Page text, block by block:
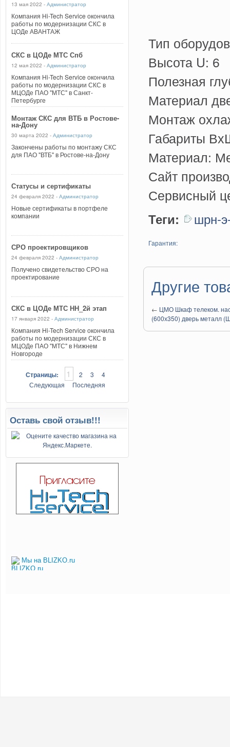
13 мая 2022 - Администратор
Компания Hi-Tech Service окончила
работы по модернизации СКС в
ЦОДе АВАНТАЖ
СКС в ЦОДе МТС Спб
12 мая 2022 - Администратор
Компания Hi-Tech Service окончила
работы по модернизации СКС в
МЦОДе ПАО "МТС" в Санкт-
Петербурге
Монтаж СКС для ВТБ в Ростове-
на-Дону
30 марта 2022 - Администратор
Закончены работы по монтажу СКС
для ПАО "ВТБ" в Ростове-на-Дону
Статусы и сертификаты
24 февраля 2022 - Администратор
Новые сертификаты в портфеле
компании
СРО проектировщиков
24 февраля 2022 - Администратор
Получено свидетельство СРО на
проектирование
СКС в ЦОДе МТС НН_2й этап
17 января 2022 - Администратор
Компания Hi-Tech Service окончила
работы по модернизации СКС в
МЦОДе ПАО "МТС" в Нижнем
Новгороде
Страницы: 1 2 3
4
Следующая
Последняя
Оставь свой отзыв!!!
Мы на BLIZKO.ru
Тип
Высота U: 6
Полезная
Материал
Монтаж
Габариты
Материал:
Сайт
Сервисный
Теги: шрн-
Гарантия:
Другие
← ЦМО Шкаф телеком.
(600х350) дверь металл